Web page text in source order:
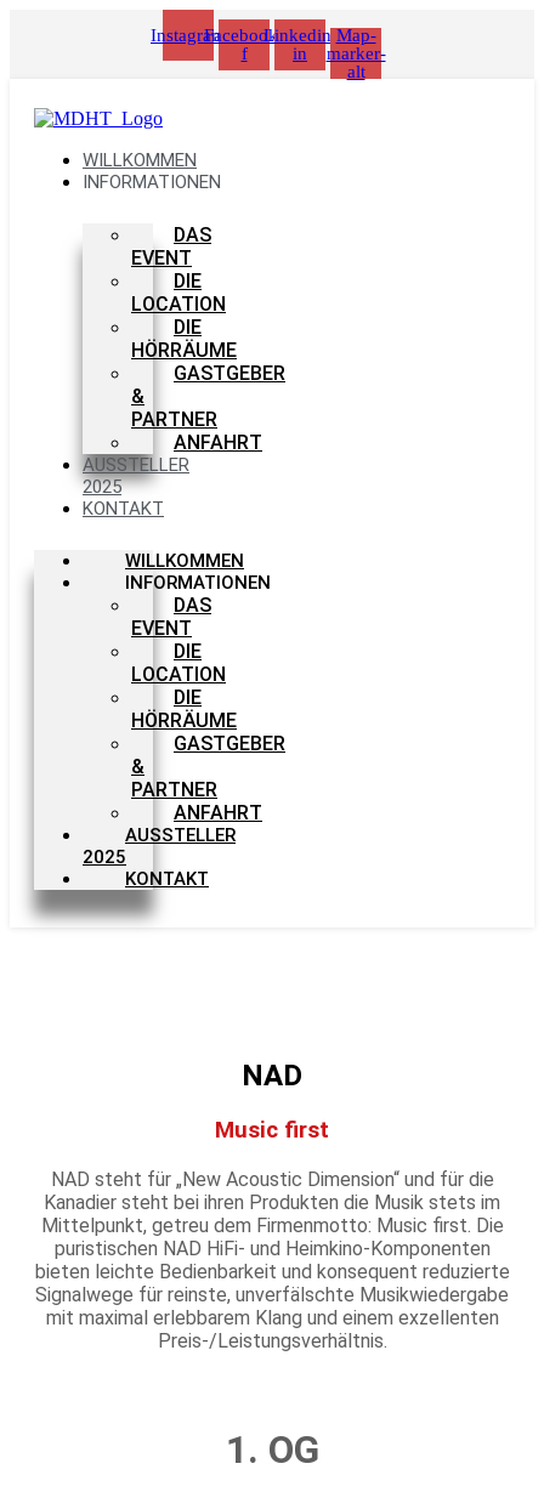
InstagramFacebook-
f
Linkedin-
in
Map-
marker-
alt
WILLKOMMEN
INFORMATIONEN
DAS
EVENT
DIE
LOCATION
DIE
HÖRRÄUME
GASTGEBER
&
PARTNER
ANFAHRT
AUSSTELLER
2025
KONTAKT
WILLKOMMEN
INFORMATIONEN
DAS
EVENT
DIE
LOCATION
DIE
HÖRRÄUME
GASTGEBER
&
PARTNER
ANFAHRT
AUSSTELLER
2025
KONTAKT
NAD
Music first
NAD steht für „New Acoustic Dimension“ und für die
Kanadier steht bei ihren Produkten die Musik stets im
Mittelpunkt, getreu dem Firmenmotto: Music first. Die
puristischen NAD HiFi- und Heimkino-Komponenten
bieten leichte Bedienbarkeit und konsequent reduzierte
Signalwege für reinste, unverfälschte Musikwiedergabe
mit maximal erlebbarem Klang und einem exzellenten
Preis-/Leistungsverhältnis.
1. OG